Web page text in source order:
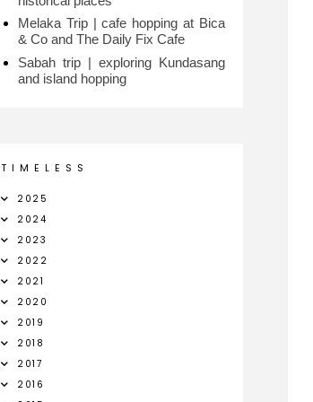
Melaka Trip | cafe hopping at Bica
& Co and The Daily Fix Cafe
Sabah trip | exploring Kundasang
and island hopping
T I M E L E S S
2025
2024
2023
2022
2021
2020
2019
2018
2017
2016